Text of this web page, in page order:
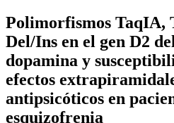
Polimorfismos TaqIA,
Del/Ins en el gen D2
dopamina y
efectos
antipsicóticos en
esquizofrenia